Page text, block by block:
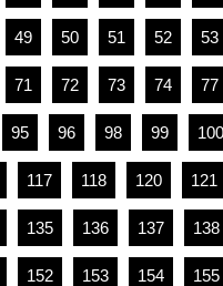
49 50 51 52 53
71 72 73 74 77
95 96 98 99 100
117 118 120 121
135 136 137 138
152 153 154 155